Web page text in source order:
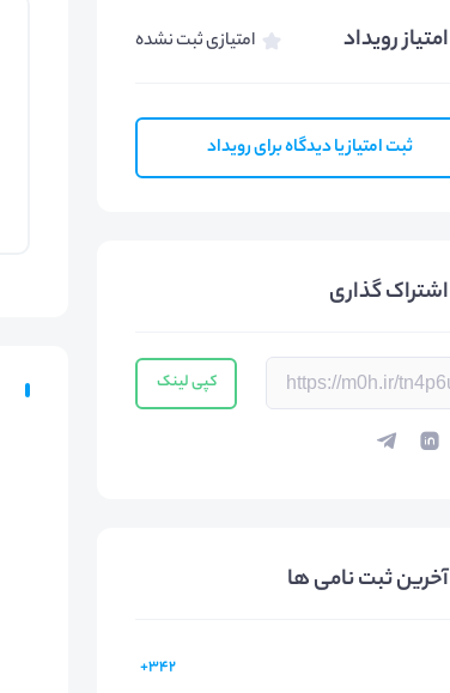
امتیاز رویداد امتیازی ثبت نشده
ثبت امتیاز یا دیدگاه برای رویداد
اشتراک گذاری
کپی لینک
آخرین ثبت نامی ها
342+